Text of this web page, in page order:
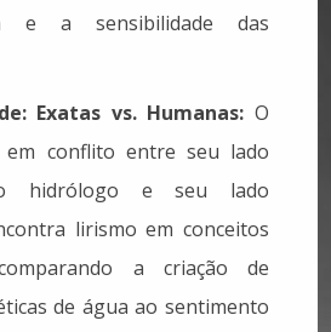
e a sensibilidade das
Exatas vs. Humanas: O
conflito entre seu lado
hidrólogo e seu lado
lirismo em conceitos
a criação de
de água ao sentimento